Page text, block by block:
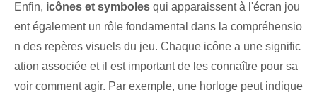
Enfin, icônes et symboles qui apparaissent à l'écran jou
ent également un rôle fondamental dans la compréhensio
n des repères visuels du jeu. Chaque icône a une signific
ation associée et il est important de les connaître pour sa
voir comment agir. Par exemple, une horloge peut indique